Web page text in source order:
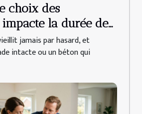
choix des
la durée de
jamais par hasard, et
intacte ou un béton qui